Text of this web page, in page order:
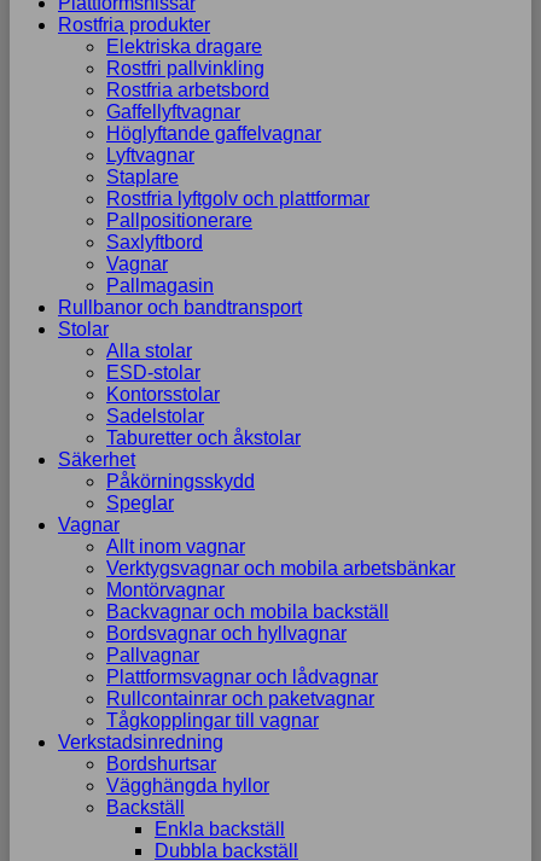
Rostfria produkter
Elektriska dragare
Rostfri pallvinkling
Rostfria arbetsbord
Gaffellyftvagnar
Höglyftande gaffelvagnar
Lyftvagnar
Staplare
Rostfria lyftgolv och plattformar
Pallpositionerare
Saxlyftbord
Vagnar
Pallmagasin
Rullbanor och bandtransport
Stolar
Alla stolar
ESD-stolar
Kontorsstolar
Sadelstolar
Taburetter och åkstolar
Säkerhet
Påkörningsskydd
Speglar
Vagnar
Allt inom vagnar
Verktygsvagnar och mobila arbetsbänkar
Montörvagnar
Backvagnar och mobila backställ
Bordsvagnar och hyllvagnar
Pallvagnar
Plattformsvagnar och lådvagnar
Rullcontainrar och paketvagnar
Tågkopplingar till vagnar
Verkstadsinredning
Bordshurtsar
Vägghängda hyllor
Backställ
Enkla backställ
Dubbla backställ